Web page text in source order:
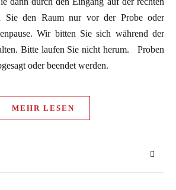
Sie den Raum nur vor der Probe oder
Wir bitten Sie sich während der
Bitte laufen Sie nicht herum. Proben
oder beendet werden.
MEHR LESEN